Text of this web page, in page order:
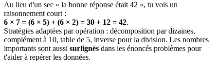
Au lieu d'un sec « la bonne réponse était 42 », tu vois un
raisonnement court :
6 × 7 = (6 × 5) + (6 × 2) = 30 + 12 = 42.
Stratégies adaptées par opération : décomposition par dizaines,
complément à 10, table de 5, inverse pour la division. Les nombres
importants sont aussi surlignés dans les énoncés problèmes pour
t'aider à repérer les données.